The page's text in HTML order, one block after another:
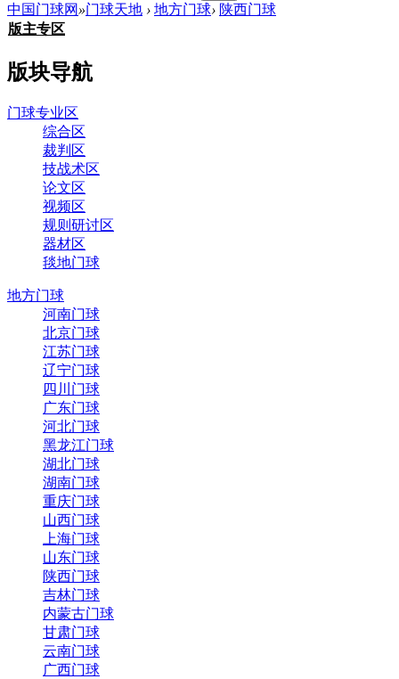
中国门球网 »门球天地 › 地方门球› 陕西门球
版主专区
版块导航
门球专业区
综合区
裁判区
技战术区
论文区
视频区
规则研讨区
器材区
毯地门球
地方门球
河南门球
北京门球
江苏门球
辽宁门球
四川门球
广东门球
河北门球
黑龙江门球
湖北门球
湖南门球
重庆门球
山西门球
上海门球
山东门球
陕西门球
吉林门球
内蒙古门球
甘肃门球
云南门球
广西门球